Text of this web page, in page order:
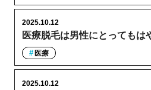
医療脱毛は男性にとってもは
2025.10.12
医療
2025.10.12